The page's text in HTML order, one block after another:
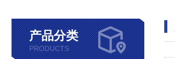
产品分类
PRODUCTS